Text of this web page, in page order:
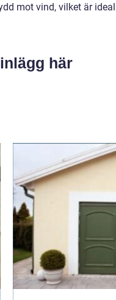
mot vind, vilket är
här